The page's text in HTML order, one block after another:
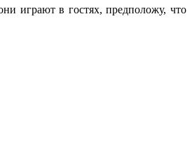
играют в гостях, предположу, что